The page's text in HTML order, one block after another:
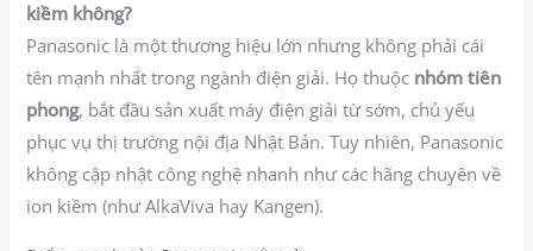
kiềm không?
Panasonic là một thương hiệu lớn nhưng không phải cái
tên mạnh nhất trong ngành điện giải. Họ thuộc nhóm tiên
phong, bắt đầu sản xuất máy điện giải từ sớm, chủ yếu
phục vụ thị trường nội địa Nhật Bản. Tuy nhiên, Panasonic
không cập nhật công nghệ nhanh như các hãng chuyên về
ion kiềm (như AlkaViva hay Kangen).